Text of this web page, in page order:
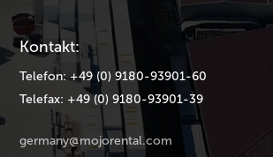
Kontakt:
Telefon: +49 (0) 9180-93901-60
Telefax: +49 (0) 9180-93901-39
germany@mojorental.com